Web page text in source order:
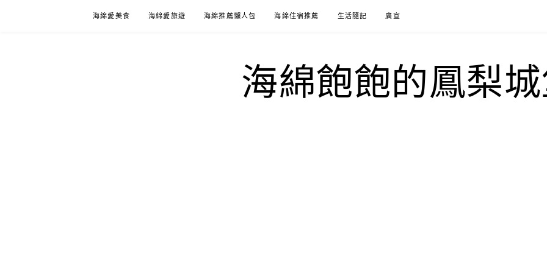
海綿愛美食 海綿愛旅遊 海綿推薦懶人包 海綿住宿推薦 生活隨記 廣宣
海綿飽飽的鳳梨